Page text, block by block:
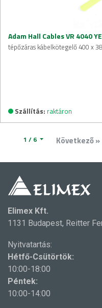
Adam Hall Cables VR 4040
tépőzáras kábelkötegelő 400 x
Szállítás: raktáron
1 / 6 Következő »
Elimex Kft.
1131 Budapest, Reitter
Nyitvatartás:
Hétfő-Csütörtök:
10:00-18:00
Péntek:
10:00-14:00